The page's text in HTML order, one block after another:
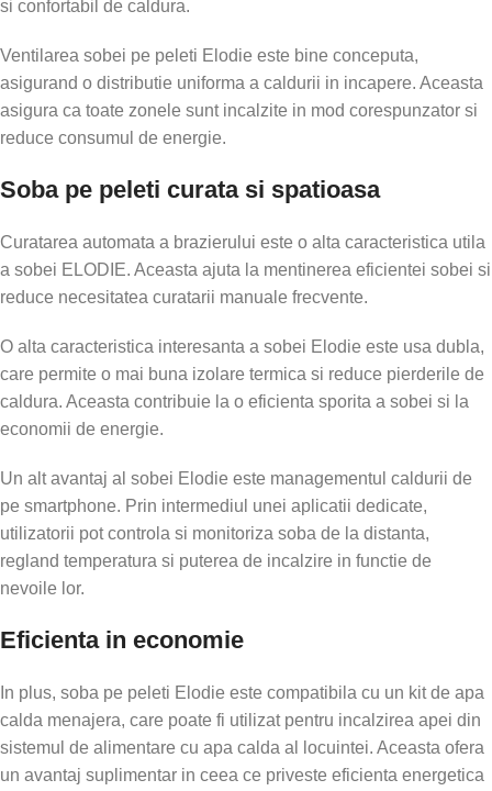
si confortabil de caldura.
Ventilarea sobei pe peleti Elodie este bine conceputa,
asigurand o distributie uniforma a caldurii in incapere. Aceasta
asigura ca toate zonele sunt incalzite in mod corespunzator si
reduce consumul de energie.
Soba pe peleti curata si spatioasa
Curatarea automata a brazierului este o alta caracteristica utila
a sobei ELODIE. Aceasta ajuta la mentinerea eficientei sobei si
reduce necesitatea curatarii manuale frecvente.
O alta caracteristica interesanta a sobei Elodie este usa dubla,
care permite o mai buna izolare termica si reduce pierderile de
caldura. Aceasta contribuie la o eficienta sporita a sobei si la
economii de energie.
Un alt avantaj al sobei Elodie este managementul caldurii de
pe smartphone. Prin intermediul unei aplicatii dedicate,
utilizatorii pot controla si monitoriza soba de la distanta,
regland temperatura si puterea de incalzire in functie de
nevoile lor.
Eficienta in economie
In plus, soba pe peleti Elodie este compatibila cu un kit de apa
calda menajera, care poate fi utilizat pentru incalzirea apei din
sistemul de alimentare cu apa calda al locuintei. Aceasta ofera
un avantaj suplimentar in ceea ce priveste eficienta energetica